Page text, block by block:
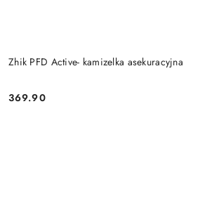
Zhik PFD Active- kamizelka asekuracyjna
Cena:
369.90